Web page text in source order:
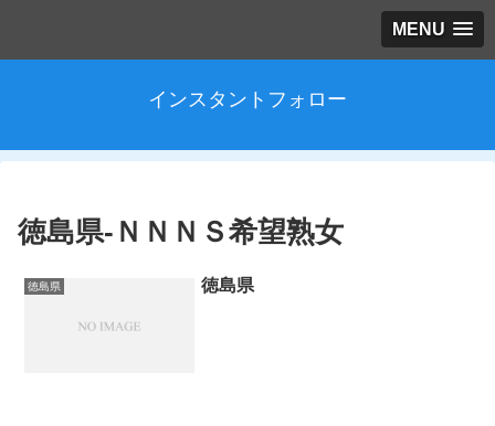
MENU
インスタントフォロー
徳島県-ＮＮＮＳ希望熟女
徳島県 徳島県